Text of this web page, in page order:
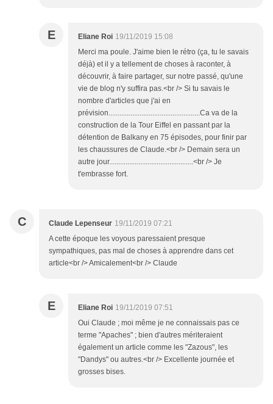
E Eliane Roi 19/11/2019 15:08
Merci ma poule. J'aime bien le rétro (ça, tu le savais
déjà) et il y a tellement de choses à raconter, à
découvrir, à faire partager, sur notre passé, qu'une
vie de blog n'y suffira pas.<br /> Si tu savais le
nombre d'articles que j'ai en
prévision..................................................Ca va de la
construction de la Tour Eiffel en passant par la
détention de Balkany en 75 épisodes, pour finir par
les chaussures de Claude.<br /> Demain sera un
autre jour..............................................<br /> Je
t'embrasse fort.
C Claude Lepenseur 19/11/2019 07:21
A cette époque les voyous paressaient presque
sympathiques, pas mal de choses à apprendre dans cet
article<br /> Amicalement<br /> Claude
E Eliane Roi 19/11/2019 07:51
Oui Claude ; moi même je ne connaissais pas ce
terme "Apaches" ; bien d'autres mériteraient
également un article comme les "Zazous", les
"Dandys" ou autres.<br /> Excellente journée et
grosses bises.